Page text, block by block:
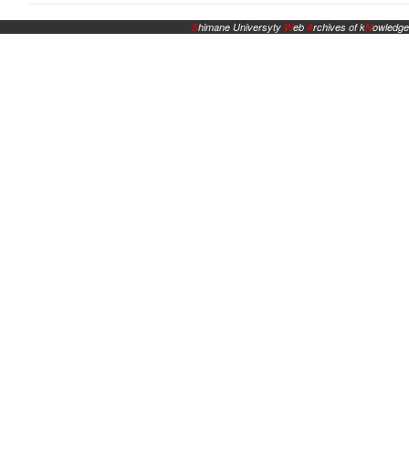
Shimane Universyty WebArchives of kNowledge